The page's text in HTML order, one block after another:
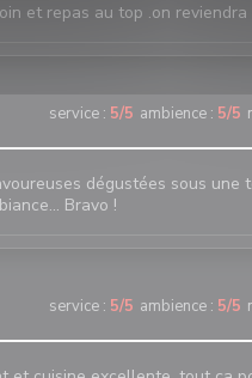
et repas au top .on reviendra
service : 5/5 ambience : 5/5
dégustées sous une
Bravo !
service : 5/5 ambience : 5/5